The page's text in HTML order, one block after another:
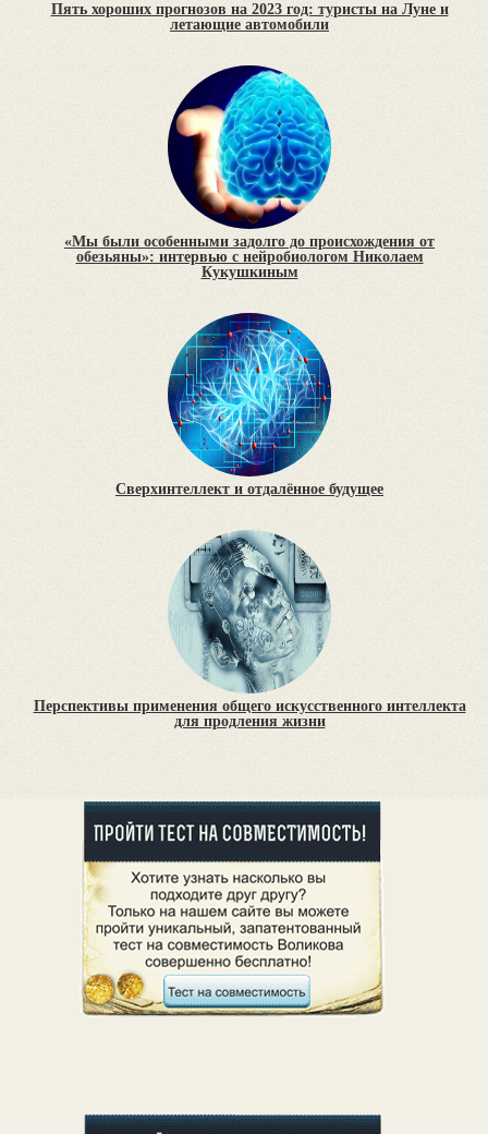
Пять хороших прогнозов на 2023 год: туристы на Луне и
летающие автомобили
«Мы были особенными задолго до происхождения от
обезьяны»: интервью с нейробиологом Николаем
Кукушкиным
Сверхинтеллект и отдалённое будущее
Перспективы применения общего искусственного интеллекта
для продления жизни